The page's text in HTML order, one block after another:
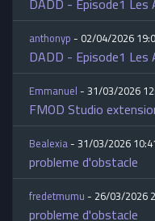
anthonyp- 02/04/2026
DADD - Episode1 Les
Emmanuel- 31/03/2026
FMOD Studio
Bealexia- 31/03/2026
probleme d'obstacle
fredetmumu- 26/03/2026
probleme d'obstacle